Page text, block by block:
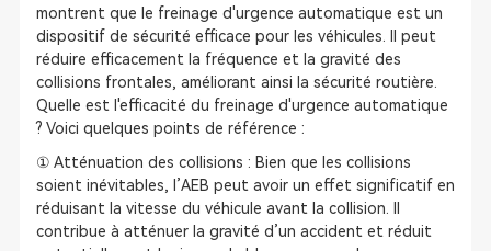
montrent que le freinage d'urgence automatique est un
dispositif de sécurité efficace pour les véhicules. Il peut
réduire efficacement la fréquence et la gravité des
collisions frontales, améliorant ainsi la sécurité routière.
Quelle est l'efficacité du freinage d'urgence automatique
? Voici quelques points de référence :
① Atténuation des collisions : Bien que les collisions
soient inévitables, l’AEB peut avoir un effet significatif en
réduisant la vitesse du véhicule avant la collision. Il
contribue à atténuer la gravité d’un accident et réduit